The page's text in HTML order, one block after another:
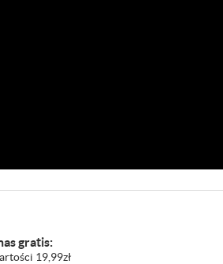
gratis:
19,99zł